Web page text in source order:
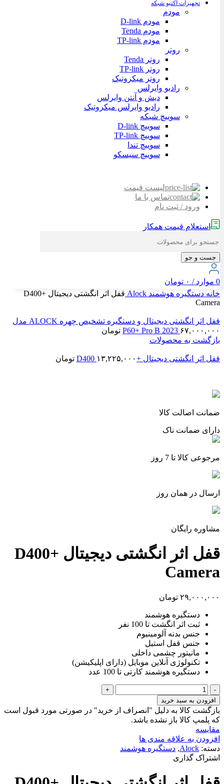
تجهیزات اکتیو شبکه
مودم
مودم D-link
مودم Tenda
مودم TP-link
روتر
روتر Tenda
روتر TP-link
روتر میکروتیک
رادیو وایرلس
دیش و آنتن وایرلس
رادیو وایرلس میکروتیک
سوییچ شبکه
سوییچ D-link
سوییچ TP-link
سوییچ تندا
سوییچ سیسکو
لیست قیمت
تماس با ما
ورود / ثبت نام
استعلام قیمت همکار
جست و جو
0 موارد / ۰ تومان
خانه دستگیره هوشمند Alock
قفل اثر انگشتی دیجیتال D400+
Camera
قفل اثر انگشتی دیجیتال و دستگیره تشخیص چهره ALOCK مدل
P60+ Pro B 2023 ۶۷,۰۰۰,۰۰۰
تومان
بازگشت به محصولات
قفل اثر انگشتی دیجیتال +D400۱۳,۲۲۵,۰۰۰ تومان
ضمانت اصالت کالا
دارای ضمانت ناک
مرجوعی کالا تا 7 روز
ارسال در همان روز
مشاوره رایگان
قفل اثر انگشتی دیجیتال D400+
Camera
۲۹,۰۰۰,۰۰۰ تومان
دستگیره هوشمند
ثبت اثر انگشت تا 100 نفر
جنس بدنه آلومینیوم
جنس قفل استیل
مانیتور چشمی داخلی
تکنولوژی آنلاین موبایل (دارای اپلیکیشن)
دستگیره هوشمند کارتی تا 100 عدد
افزودن به سبد خرید
بازگشت کالا به دلیل "انصراف از خرید" در صورتی مورد قبول است
که پلمپ کالا باز نشده باشد.
مقایسه
افزودن به علاقه مندی ها
دسته: Alock
, دستگیره هوشمند
اشتراک گذاری